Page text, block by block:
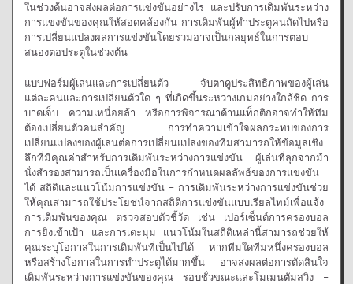
ในช่วงต้นอาจส่งผลต่อการแข่งขันอย่างไร และปรับการเดิมพันระหว่าง
การแข่งขันของคุณให้สอดคล้องกัน การเดิมพันผู้ทำประตูคนถัดไปหรือ
การเปลี่ยนแปลงผลการแข่งขันโดยรวมอาจเป็นกลยุทธ์ในการตอบ
สนองต่อประตูในช่วงต้น
แบบฟอร์มผู้เล่นและการเปลี่ยนตัว – จับตาดูประสิทธิภาพของผู้เล่น
แต่ละคนและการเปลี่ยนตัวใด ๆ ที่เกิดขึ้นระหว่างเกมอย่างใกล้ชิด การ
บาดเจ็บ ความเหนื่อยล้า หรือการพิจารณาด้านแท็กติกอาจทำให้ทีม
ต้องเปลี่ยนตัวคนสำคัญ การทำความเข้าใจผลกระทบของการ
เปลี่ยนแปลงของผู้เล่นต่อการเปลี่ยนแปลงของทีมสามารถให้ข้อมูลเชิง
ลึกที่มีคุณค่าสำหรับการเดิมพันระหว่างการแข่งขัน ผู้เล่นที่ลุกจากม้า
นั่งสำรองสามารถเป็นเครื่องมือในการกำหนดผลลัพธ์ของการแข่งขัน
ได้ สถิติและแนวโน้มการแข่งขัน – การเดิมพันระหว่างการแข่งขันช่วย
ให้คุณสามารถใช้ประโยชน์จากสถิติการแข่งขันแบบเรียลไทม์เพื่อแจ้ง
การเดิมพันของคุณ ตรวจสอบตัวชี้วัด เช่น เปอร์เซ็นต์การครองบอล
การยิงเข้าเป้า และการเตะมุม แนวโน้มในสถิติเหล่านี้สามารถช่วยให้
คุณระบุโอกาสในการเดิมพันที่เป็นไปได้ หากทีมใดทีมหนึ่งครองบอล
หรือสร้างโอกาสในการทำประตูได้มากขึ้น อาจส่งผลต่อการตัดสินใจ
เดิมพันระหว่างการแข่งขันของคุณ รอบชั่วขณะและโมเมนตัมสวิง –